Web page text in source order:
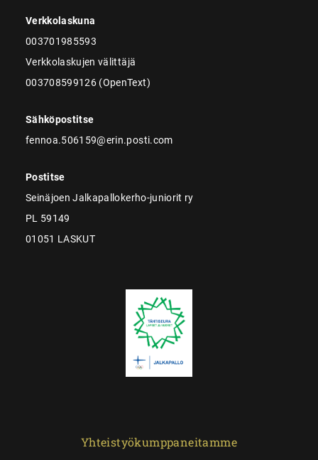
Verkkolaskuna
003701985593
Verkkolaskujen välittäjä
003708599126 (OpenText)
Sähköpostitse
fennoa.506159@erin.posti.com
Postitse
Seinäjoen Jalkapallokerho-juniorit ry
PL 59149
01051 LASKUT
Yhteistyökumppaneitamme